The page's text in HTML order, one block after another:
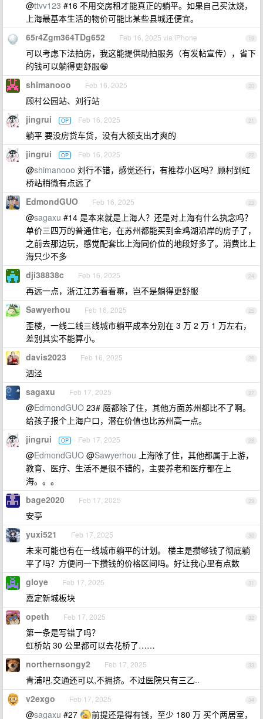
@ttvv123 #16 不用交房租才能真正的躺平。如果自己买汰烧，
上海最基本生活的物价可能比某些县城还便宜。
19
65r4Zgm364TDg652 Feb 16, 2025 via iPhone
可以考虑下法拍房，我这能提供助拍服务（有发帖宣传），省下
的钱可以躺得更舒服😁
20
shimanooo Feb 16, 2025
顾村公园站、刘行站
21
jingrui OP Feb 16, 2025
躺平 要没房贷车贷，没有大额支出才爽的
22
jingrui OP Feb 16, 2025
@shimanooo 刘行不错，感觉还行，有推荐小区吗？顾村到虹
桥站稍微有点远了
23
EdmondGUO Feb 16, 2025
@sagaxu #14 是本来就是上海人？还是对上海有什么执念吗？
单价三四万的普通住宅，在苏州都能买到金鸡湖沿岸的房子了，
之前去那边玩，感觉配套比上海同价位的地段好多了。消费比上
海只少不多
24
dji38838c Feb 16, 2025
再远一点，浙江江苏看看嘛，岂不是躺得更舒服
25
Sawyerhou Feb 16, 2025
歪楼，一线二线三线城市躺平成本分别在 3 万 2 万 1 万左右，
差别其实不能算小。
26
davis2023 Feb 16, 2025
泗泾
27
sagaxu Feb 17, 2025
@EdmondGUO 23# 魔都除了住，其他方面苏州都比不了啊。
给孩子报个上海户口，潜在价值也比苏州高一点。
28
jingrui OP Feb 17, 2025
@EdmondGUO @Sawyerhou 上海除了住，其他都属于上游，
教育、医疗、生活不是很不错的，主要养老和医疗都在上
海。。。
29
bage2020 Feb 17, 2025
安亭
30
yuxi521 Feb 17, 2025
未来可能也有在一线城市躺平的计划。 楼主是攒够钱了彻底躺
平了吗？方便问一下攒钱的价格区间吗。好让我心里有点数
31
gloye Feb 17, 2025
嘉定新城板块
32
opeth Feb 17, 2025
第一条是写错了吗？
虹桥站 30 公里都可以去花桥了……
33
northernsongy2 Feb 17, 2025
青浦吧,交通还可以,不拥挤。不过医院只有三乙..
34
v2exgo Feb 17, 2025
@sagaxu #27
前提还是得有钱，至少 180 万 买个两居室，